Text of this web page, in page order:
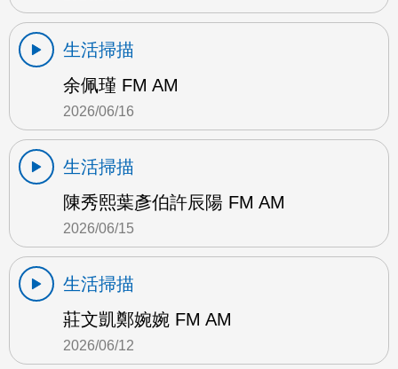
生活掃描
余佩瑾 FM AM
2026/06/16
生活掃描
陳秀熙葉彥伯許辰陽 FM AM
2026/06/15
生活掃描
莊文凱鄭婉婉 FM AM
2026/06/12